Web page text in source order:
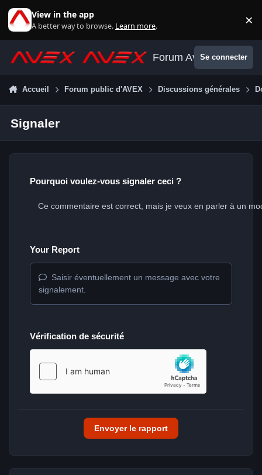
View in the app
A better way to browse. Learn more. ×
Forum AvexSe connecter
Accueil Forum public d'AVEX Discussions générales
Signaler
Pourquoi voulez-vous signaler ceci ?
Your Report
Saisir éventuellement un message avec votre
signalement.
Vérification de sécurité
Envoyer le rapport